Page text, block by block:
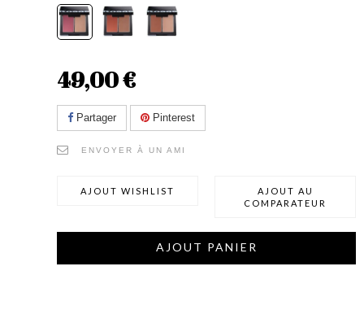
49,00 €
Partager Pinterest
ENVOYER À UN AMI
AJOUT WISHLIST
AJOUT AU
COMPARATEUR
AJOUT PANIER